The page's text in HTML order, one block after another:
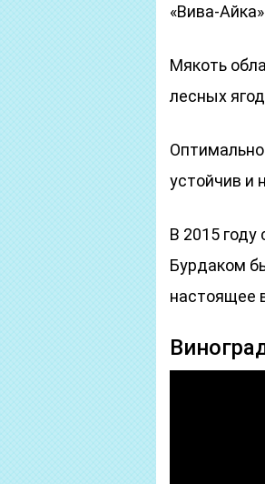
«Вива-
Мякоть
лесных
устойчив и
В 2015
Бурдаком
настоящее